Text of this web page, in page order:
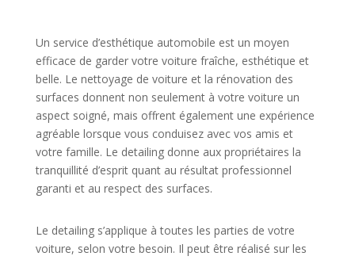
Un service d’esthétique automobile est un moyen
efficace de garder votre voiture fraîche, esthétique et
belle. Le nettoyage de voiture et la rénovation des
surfaces donnent non seulement à votre voiture un
aspect soigné, mais offrent également une expérience
agréable lorsque vous conduisez avec vos amis et
votre famille. Le detailing donne aux propriétaires la
tranquillité d’esprit quant au résultat professionnel
garanti et au respect des surfaces.
Le detailing s’applique à toutes les parties de votre
voiture, selon votre besoin. Il peut être réalisé sur les